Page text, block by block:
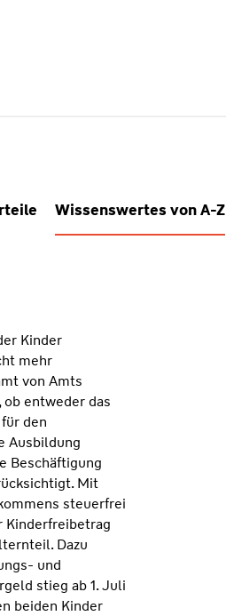
Wissenswertes von A-Z
Kinder
mehr
von Amts
entweder das
den
Ausbildung
Beschäftigung
Mit
steuerfrei
Kinderfreibetrag
Dazu
und
stieg ab 1. Juli
beiden Kinder